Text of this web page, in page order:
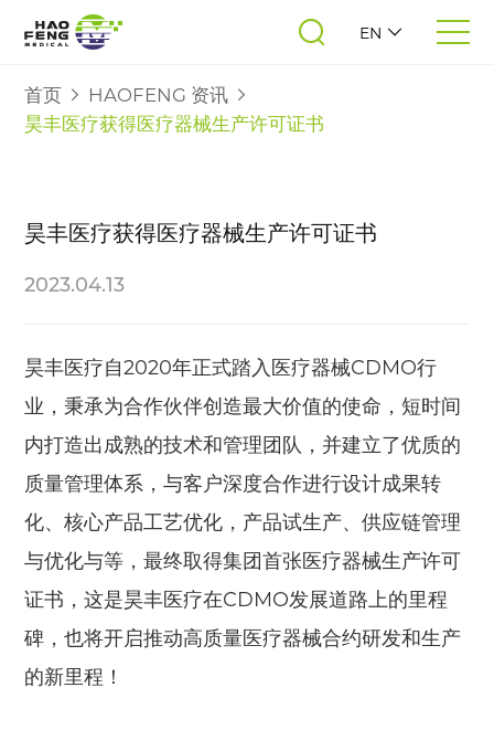
EN
首页
HAOFENG 资讯
昊丰医疗获得医疗器械生产许可证书
昊丰医疗获得医疗器械生产许可证书
2023.04.13
昊丰医疗自2020年正式踏入医疗器械CDMO行
业，秉承为合作伙伴创造最大价值的使命，短时间
内打造出成熟的技术和管理团队，并建立了优质的
质量管理体系，与客户深度合作进行设计成果转
化、核心产品工艺优化，产品试生产、供应链管理
与优化与等，最终取得集团首张医疗器械生产许可
证书，这是昊丰医疗在CDMO发展道路上的里程
碑，也将开启推动高质量医疗器械合约研发和生产
的新里程！